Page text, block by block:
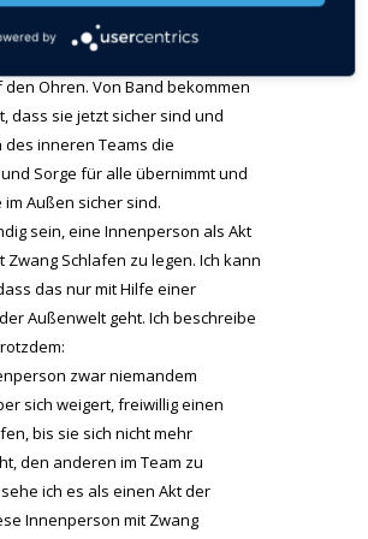
sie für eine begrenzte Zeit
sie möchten auch mit
Ohren. Von Band bekommen
dass sie jetzt sicher sind und
inneren Teams die
Sorge für alle übernimmt und
Außen sicher sind.
sein, eine Innenperson als Akt
Zwang Schlafen zu legen. Ich kann
das nur mit Hilfe einer
Außenwelt geht. Ich beschreibe
zwar niemandem
sich weigert, freiwillig einen
bis sie sich nicht mehr
den anderen im Team zu
ich es als einen Akt der
Innenperson mit Zwang
by